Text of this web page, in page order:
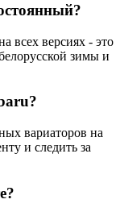
всех версиях - это
зимы и
вариаторов на
и следить за